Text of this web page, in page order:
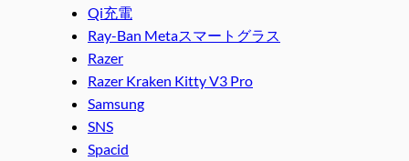
Qi充電
Ray-Ban Metaスマートグラス
Razer
Razer Kraken Kitty V3 Pro
Samsung
SNS
Spacid